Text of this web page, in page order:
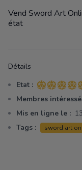
Description
Vend Sword Art
état
Détails
Etat : 5 sur 5
Membres
Mis en ligne le :
Tags :
sword art